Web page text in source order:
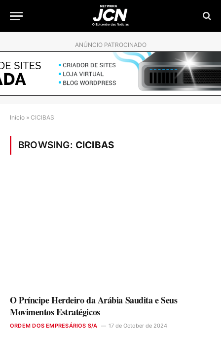
ANÚNCIO PATROCINADO
Início » CICIBAS
BROWSING: CICIBAS
O Príncipe Herdeiro da Arábia Saudita e Seus
Movimentos Estratégicos
ORDEM DOS EMPRESÁRIOS S/A 17 de October de 2024